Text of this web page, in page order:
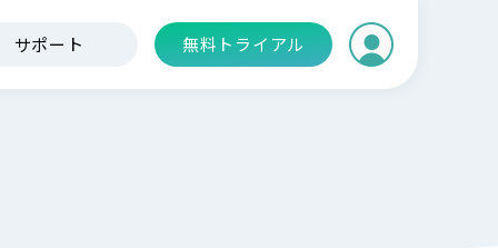
サポート 無料トライアル